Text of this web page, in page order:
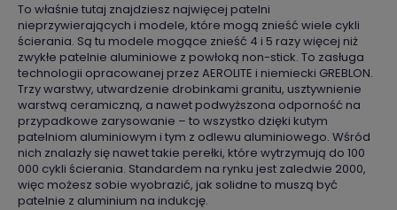
To właśnie tutaj znajdziesz najwięcej patelni
nieprzywierających i modele, które mogą znieść wiele cykli
ścierania. Są tu modele mogące znieść 4 i 5 razy więcej niż
zwykłe patelnie aluminiowe z powłoką non-stick. To zasługa
technologii opracowanej przez AEROLITE i niemiecki GREBLON.
Trzy warstwy, utwardzenie drobinkami granitu, usztywnienie
warstwą ceramiczną, a nawet podwyższona odporność na
przypadkowe zarysowanie – to wszystko dzięki kutym
patelniom aluminiowym i tym z odlewu aluminiowego. Wśród
nich znalazły się nawet takie perełki, które wytrzymują do 100
000 cykli ścierania. Standardem na rynku jest zaledwie 2000,
więc możesz sobie wyobrazić, jak solidne to muszą być
patelnie z aluminium na indukcję.